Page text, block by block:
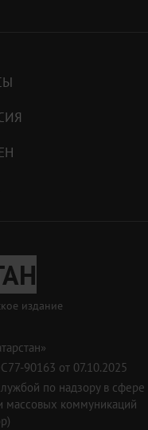
издание
90163 от 07.10.2025
по надзору в сфере
массовых коммуникаций